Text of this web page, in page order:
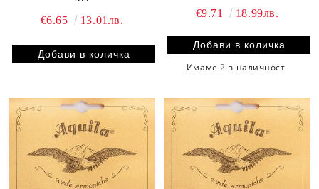
€6.65
13.01лв.
€9.71
18.99лв.
Имаме2 в наличност